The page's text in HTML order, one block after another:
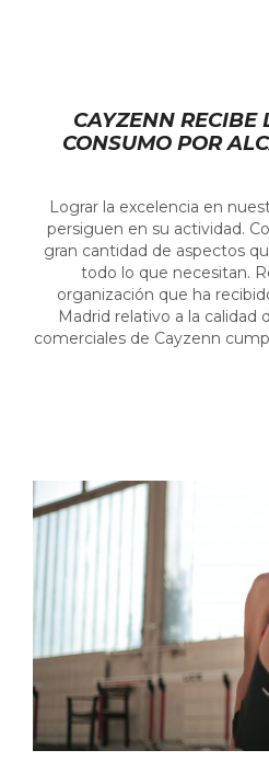
CAYZENN
CONSUMO POR
Lograr la excelencia en
persiguen en su actividad.
gran cantidad de aspectos
todo lo que necesitan.
organización que ha
Madrid relativo a la calidad
comerciales de Cayzenn